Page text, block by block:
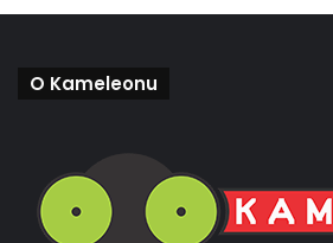
O Kameleonu